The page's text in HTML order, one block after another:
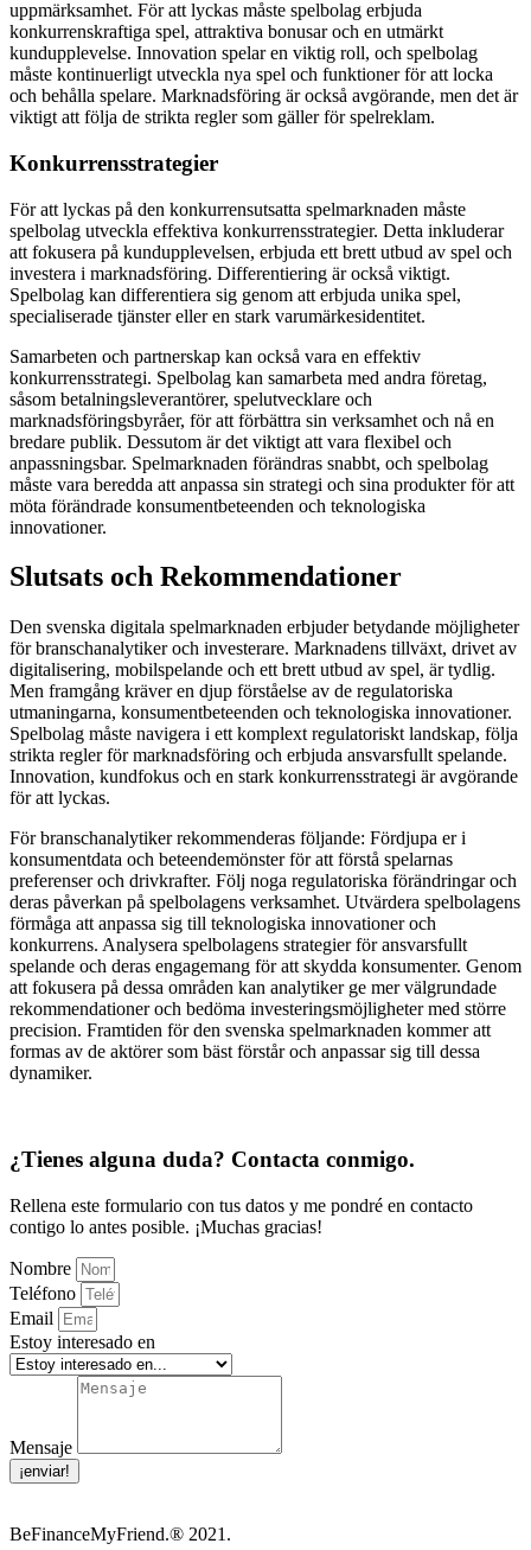
uppmärksamhet. För att lyckas måste spelbolag erbjuda
konkurrenskraftiga spel, attraktiva bonusar och en utmärkt
kundupplevelse. Innovation spelar en viktig roll, och spelbolag
måste kontinuerligt utveckla nya spel och funktioner för att locka
och behålla spelare. Marknadsföring är också avgörande, men det är
viktigt att följa de strikta regler som gäller för spelreklam.
Konkurrensstrategier
För att lyckas på den konkurrensutsatta spelmarknaden måste
spelbolag utveckla effektiva konkurrensstrategier. Detta inkluderar
att fokusera på kundupplevelsen, erbjuda ett brett utbud av spel och
investera i marknadsföring. Differentiering är också viktigt.
Spelbolag kan differentiera sig genom att erbjuda unika spel,
specialiserade tjänster eller en stark varumärkesidentitet.
Samarbeten och partnerskap kan också vara en effektiv
konkurrensstrategi. Spelbolag kan samarbeta med andra företag,
såsom betalningsleverantörer, spelutvecklare och
marknadsföringsbyråer, för att förbättra sin verksamhet och nå en
bredare publik. Dessutom är det viktigt att vara flexibel och
anpassningsbar. Spelmarknaden förändras snabbt, och spelbolag
måste vara beredda att anpassa sin strategi och sina produkter för att
möta förändrade konsumentbeteenden och teknologiska
innovationer.
Slutsats och Rekommendationer
Den svenska digitala spelmarknaden erbjuder betydande möjligheter
för branschanalytiker och investerare. Marknadens tillväxt, drivet av
digitalisering, mobilspelande och ett brett utbud av spel, är tydlig.
Men framgång kräver en djup förståelse av de regulatoriska
utmaningarna, konsumentbeteenden och teknologiska innovationer.
Spelbolag måste navigera i ett komplext regulatoriskt landskap, följa
strikta regler för marknadsföring och erbjuda ansvarsfullt spelande.
Innovation, kundfokus och en stark konkurrensstrategi är avgörande
för att lyckas.
För branschanalytiker rekommenderas följande: Fördjupa er i
konsumentdata och beteendemönster för att förstå spelarnas
preferenser och drivkrafter. Följ noga regulatoriska förändringar och
deras påverkan på spelbolagens verksamhet. Utvärdera spelbolagens
förmåga att anpassa sig till teknologiska innovationer och
konkurrens. Analysera spelbolagens strategier för ansvarsfullt
spelande och deras engagemang för att skydda konsumenter. Genom
att fokusera på dessa områden kan analytiker ge mer välgrundade
rekommendationer och bedöma investeringsmöjligheter med större
precision. Framtiden för den svenska spelmarknaden kommer att
formas av de aktörer som bäst förstår och anpassar sig till dessa
dynamiker.
¿Tienes alguna duda? Contacta conmigo.
Rellena este formulario con tus datos y me pondré en contacto
contigo lo antes posible. ¡Muchas gracias!
Nombre
Teléfono
Email
Estoy interesado en
Mensaje
¡enviar!
BeFinanceMyFriend.® 2021.